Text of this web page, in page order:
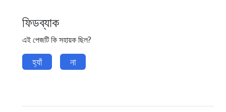
ফিডব্যাক
এই পেজটি কি সহায়ক ছিল?
হ্যাঁ না